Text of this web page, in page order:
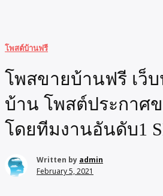
โพสต์บ้านฟรี
โพสขายบ้านฟรี เว็
บ้าน โพสต์ประกาศ
โดยทีมงานอันดับ1
Written by admin
February 5, 2021